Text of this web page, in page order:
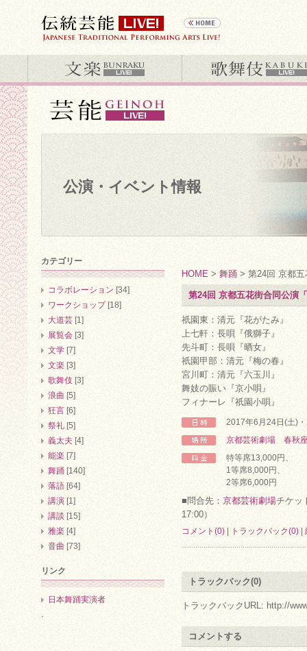
公演・イベント情報
HOME > 舞踊 > 第24回 京都
第24回 京都五花街合同公演
祇園東：清元『花がたみ』
上七軒：長唄『俄獅子』
先斗町：長唄『晒女』
祇園甲部：清元『梅の春』
宮川町：清元『六玉川』
舞妓の賑い『京小唄』
フィナーレ『祇園小唄』
2017年6月24日(土)
京都芸術劇場 春秋
特等席13,000円、
1等席8,000円、
2等席6,000円
■問合先： 京都芸術劇場チケッ
17:00）
コメント(0) トラックバック(0)
トラックバック(0)
トラックバックURL: http://
コメントする
カテゴリー
コラボレーション [34]
ワークショップ[18]
大道芸 [1]
展覧会 [3]
文学 [7]
文楽 [3]
歌舞伎 [3]
浪曲 [5]
狂言 [6]
祭礼 [5]
義太夫 [4]
能楽 [7]
舞踊 [140]
落語 [64]
講演 [1]
講談 [15]
雅楽 [4]
音曲 [73]
リンク
日本舞踊実演者
.